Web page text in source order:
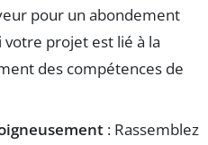
pour un abondement
votre projet est lié à la
des compétences de
: Rassemblez